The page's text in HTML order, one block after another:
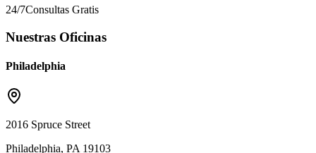
24/7Consultas Gratis
Nuestras Oficinas
Philadelphia
2016 Spruce Street
Philadelphia, PA 19103